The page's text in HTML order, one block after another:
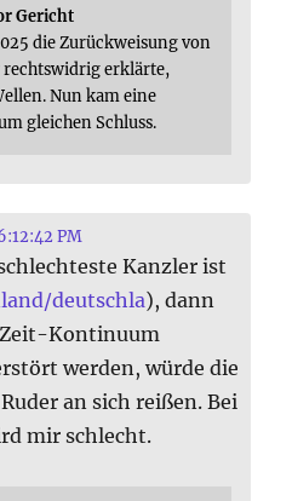
Gericht
die Zurückweisung von
rechtswidrig erklärte,
Nun kam eine
gleichen Schluss.
PM
Kanzler ist
deutschla), dann
Kontinuum
werden, würde die
an sich reißen. Bei
mir schlecht.